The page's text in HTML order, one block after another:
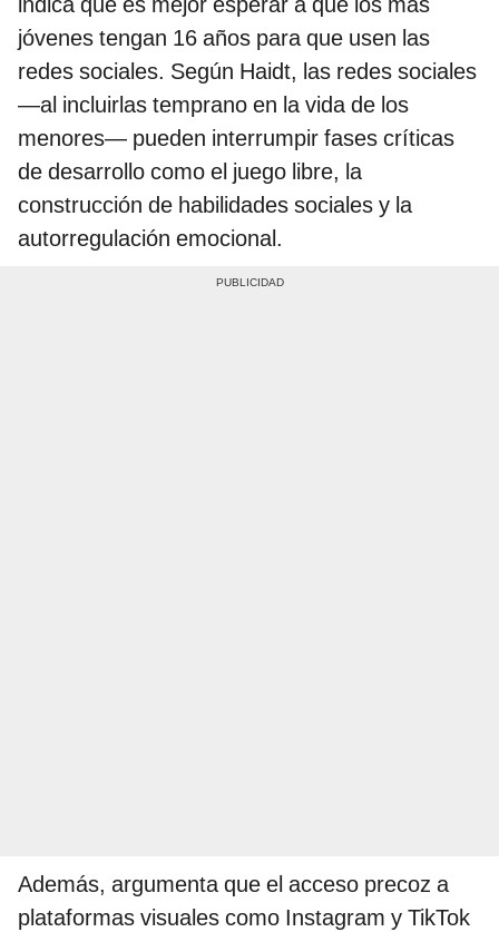
jóvenes tengan 16 años para que usen las
redes sociales. Según Haidt, las redes sociales
—al incluirlas temprano en la vida de los
menores— pueden interrumpir fases críticas
de desarrollo como el juego libre, la
construcción de habilidades sociales y la
autorregulación emocional.
Además, argumenta que el acceso precoz a
plataformas visuales como Instagram y TikTok